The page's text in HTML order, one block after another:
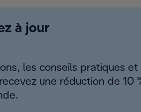
à jour
les conseils pratiques et
une réduction de 10